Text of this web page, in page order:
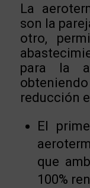
La
son la
otro,
para la
reducción
El
que
100%